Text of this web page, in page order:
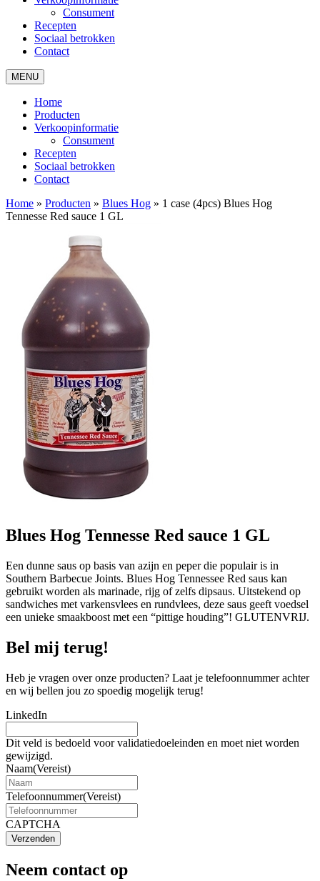
Consument
Recepten
Sociaal betrokken
Contact
MENU
Home
Producten
Verkoopinformatie
Consument
Recepten
Sociaal betrokken
Contact
Home » Producten » Blues Hog » 1 case (4pcs) Blues Hog
Tennesse Red sauce 1 GL
Blues Hog Tennesse Red sauce 1 GL
Een dunne saus op basis van azijn en peper die populair is in
Southern Barbecue Joints. Blues Hog Tennessee Red saus kan
gebruikt worden als marinade, rijg of zelfs dipsaus. Uitstekend op
sandwiches met varkensvlees en rundvlees, deze saus geeft voedsel
een unieke smaakboost met een “pittige houding”! GLUTENVRIJ.
Bel mij terug!
Heb je vragen over onze producten? Laat je telefoonnummer achter
en wij bellen jou zo spoedig mogelijk terug!
LinkedIn
Dit veld is bedoeld voor validatiedoeleinden en moet niet worden
gewijzigd.
Naam(Vereist)
Telefoonnummer(Vereist)
CAPTCHA
Verzenden
Neem contact op